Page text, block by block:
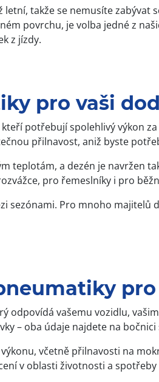
takže se nemusíte
povrchu, je volba jedné z
z jízdy.
pro vaši
potřebují spolehlivý výkon
přilnavost, aniž byste
teplotám, a dezén je navržen
pro řemeslníky i pro
sezónami. Pro mnoho
odpovídá vašemu vozidlu,
– oba údaje najdete na
včetně přilnavosti na
v oblasti životnosti a